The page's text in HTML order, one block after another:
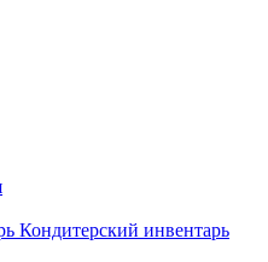
Кондитерский инвентарь